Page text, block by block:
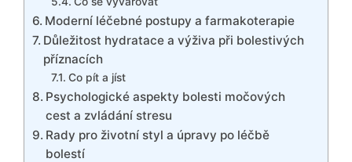
Moderní léčebné postupy a farmakoterapie
Důležitost hydratace a výživa při bolestivých
příznacích
Co pít a jíst
Psychologické aspekty bolesti močových
cest a zvládání stresu
Rady pro životní styl a úpravy po léčbě
bolestí